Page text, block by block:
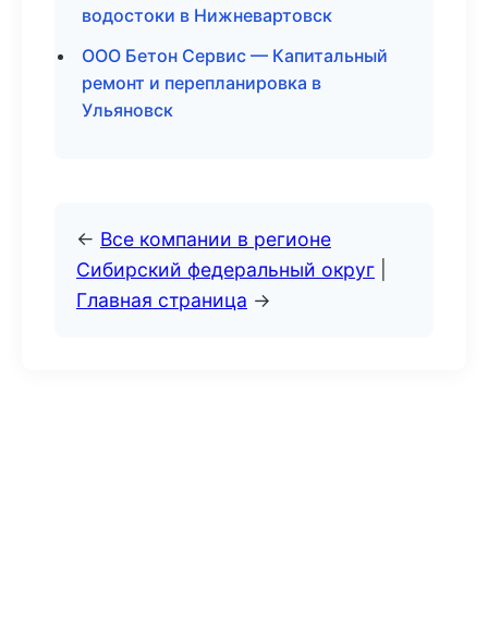
водостоки в Нижневартовск
ООО Бетон Сервис — Капитальный
ремонт и перепланировка в
Ульяновск
← Все компании в регионе
Сибирский федеральный округ
Главная страница →